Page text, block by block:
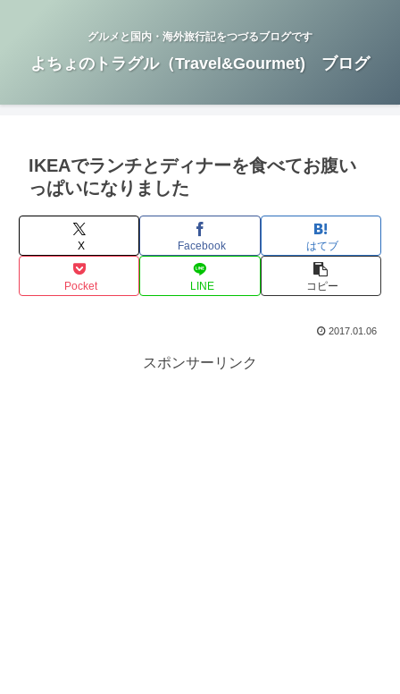
グルメと国内・海外旅行記をつづるブログです
よちょのトラグル（Travel&Gourmet) ブログ
IKEAでランチとディナーを食べてお腹い
っぱいになりました
X Facebook はてブ
Pocket LINE コピー
2017.01.06
スポンサーリンク